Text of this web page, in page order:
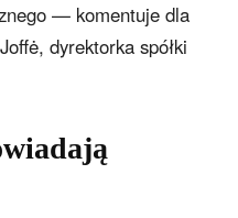
— komentuje dla
dyrektorka spółki